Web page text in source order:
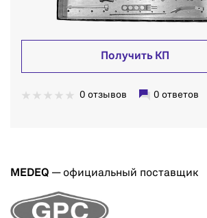
Получить КП
0 отзывов 0 ответов
MEDEQ — официальный поставщик